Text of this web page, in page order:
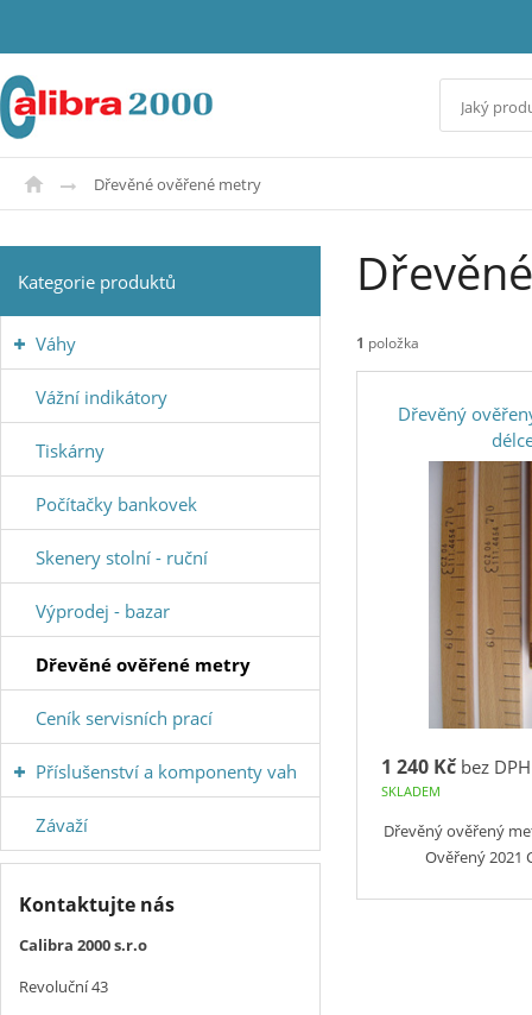
Dřevěné ověřené metry
1 položka
Dřevěný
1 240 Kč bez DPH
SKLADEM
Dřevěný ověřený
Ověřený 2021
Kategorie produktů
Váhy
Vážní indikátory
Tiskárny
Počítačky bankovek
Skenery stolní - ruční
Výprodej - bazar
Dřevěné ověřené metry
Ceník servisních prací
Příslušenství a komponenty vah
Závaží
Kontaktujte nás
Calibra 2000 s.r.o
Revoluční 43